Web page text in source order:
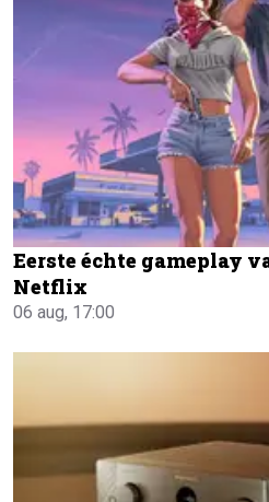
Eerste échte gameplay
Netflix
06 aug, 17:00